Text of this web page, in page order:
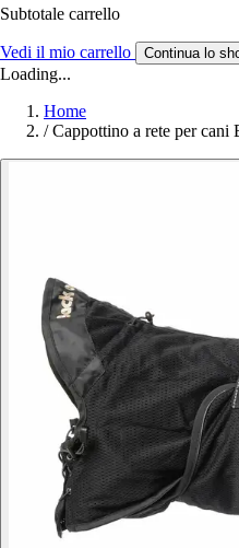
Subtotale carrello
Vedi il mio carrello Continua lo
Loading...
Home
/ Cappottino a rete per cani